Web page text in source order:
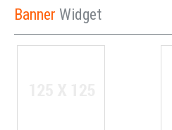
Banner Widget